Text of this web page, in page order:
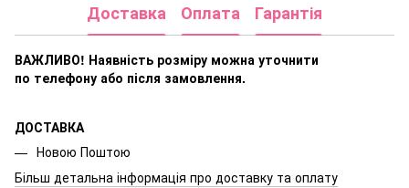
Доставка Оплата Гарантія
ВАЖЛИВО! Наявність розміру можна уточнити
по телефону або після замовлення.
ДОСТАВКА
Новою Поштою
Більш детальна інформація про доставку та оплату